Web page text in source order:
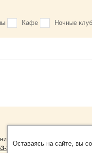
Кафе Ночные
мероприятий в
22-14
Оставаясь на сайте, вы